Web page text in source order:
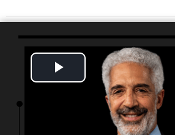
Play
Video
Lo último
Cosquín Rock Radio
De la escuela de música al
"Cada Cual" ganó el concurso